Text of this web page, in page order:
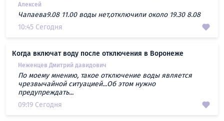
Алексей
Чапаева9.08 11.00 воды нет,отключили около 19.30 8.08
10:45 Сегодня
Когда включат воду после отключения в Воронеже
Неженцев Дмитрий давидович
По моему мнению, такое отключение воды является
чрезвычайной ситуацией...Об этом нужно
предупреждать...
09:19 Сегодня